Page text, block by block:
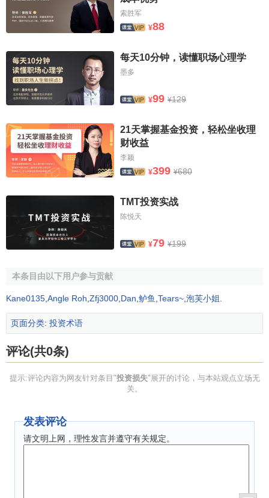
索胜军
¥88
每天10分钟，读懂职场心理学
墨多
¥99 ¥129
21天掌握基金投资，轻松坐收理
财收益
李颖
¥399 ¥680
TMT投资实战
陈悦天
¥79 ¥199
本条目由以下用户参与贡献
Kane0135 Angle Roh Zfj3000 Dan 鲈鱼 Tears~ 泡芙小姐
页面分类: 投资术语
评论(共0条)
提示:评论内容为网友针对条目"投资损失"展开的讨论，与本站观点立场无
关。
发表评论
请文明上网，理性发言并遵守有关规定。